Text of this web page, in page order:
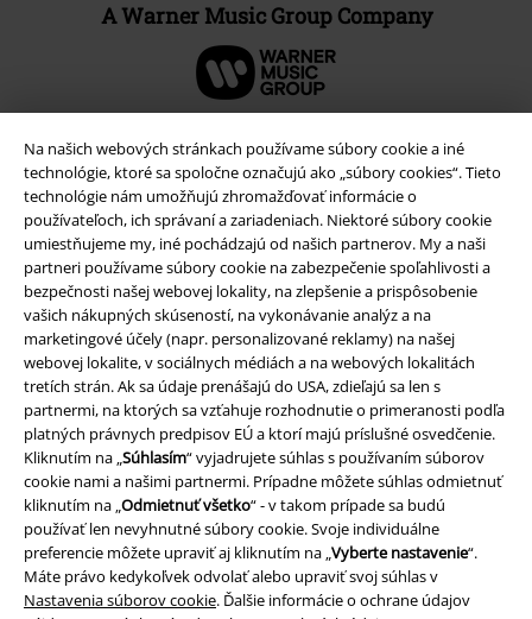
Na našich webových stránkach používame súbory cookie a iné
technológie, ktoré sa spoločne označujú ako „súbory cookies“. Tieto
technológie nám umožňujú zhromažďovať informácie o
používateľoch, ich správaní a zariadeniach. Niektoré súbory cookie
umiestňujeme my, iné pochádzajú od našich partnerov. My a naši
partneri používame súbory cookie na zabezpečenie spoľahlivosti a
bezpečnosti našej webovej lokality, na zlepšenie a prispôsobenie
vašich nákupných skúseností, na vykonávanie analýz a na
marketingové účely (napr. personalizované reklamy) na našej
webovej lokalite, v sociálnych médiách a na webových lokalitách
tretích strán. Ak sa údaje prenášajú do USA, zdieľajú sa len s
partnermi, na ktorých sa vzťahuje rozhodnutie o primeranosti podľa
platných právnych predpisov EÚ a ktorí majú príslušné osvedčenie.
Kliknutím na „Súhlasím“ vyjadrujete súhlas s používaním súborov
cookie nami a našimi partnermi. Prípadne môžete súhlas odmietnuť
kliknutím na „Odmietnuť všetko“ - v takom prípade sa budú
používať len nevyhnutné súbory cookie. Svoje individuálne
preferencie môžete upraviť aj kliknutím na „Vyberte nastavenie“.
Máte právo kedykoľvek odvolať alebo upraviť svoj súhlas v
Nastavenia súborov cookie. Ďalšie informácie o ochrane údajov
A Warner Music Group Company
Právne informácie
Podmienky
Imprint
Ochrana osobných údajov
Likvidácia odpadu a ochrana životného prostredia